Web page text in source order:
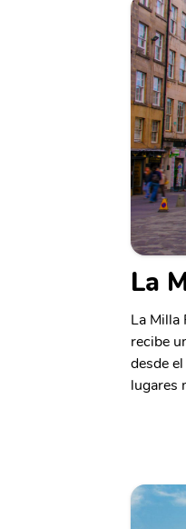
La
La Milla
recibe
desde
lugares